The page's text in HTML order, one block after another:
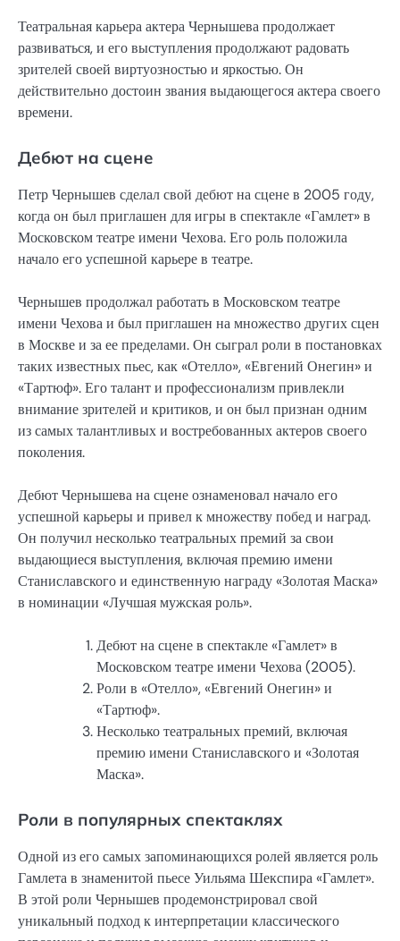
Театральная карьера актера Чернышева продолжает
развиваться, и его выступления продолжают радовать
зрителей своей виртуозностью и яркостью. Он
действительно достоин звания выдающегося актера своего
времени.
Дебют на сцене
Петр Чернышев сделал свой дебют на сцене в 2005 году,
когда он был приглашен для игры в спектакле «Гамлет» в
Московском театре имени Чехова. Его роль положила
начало его успешной карьере в театре.
Чернышев продолжал работать в Московском театре
имени Чехова и был приглашен на множество других сцен
в Москве и за ее пределами. Он сыграл роли в постановках
таких известных пьес, как «Отелло», «Евгений Онегин» и
«Тартюф». Его талант и профессионализм привлекли
внимание зрителей и критиков, и он был признан одним
из самых талантливых и востребованных актеров своего
поколения.
Дебют Чернышева на сцене ознаменовал начало его
успешной карьеры и привел к множеству побед и наград.
Он получил несколько театральных премий за свои
выдающиеся выступления, включая премию имени
Станиславского и единственную награду «Золотая Маска»
в номинации «Лучшая мужская роль».
Дебют на сцене в спектакле «Гамлет» в
Московском театре имени Чехова (2005).
Роли в «Отелло», «Евгений Онегин» и
«Тартюф».
Несколько театральных премий, включая
премию имени Станиславского и «Золотая
Маска».
Роли в популярных спектаклях
Одной из его самых запоминающихся ролей является роль
Гамлета в знаменитой пьесе Уильяма Шекспира «Гамлет».
В этой роли Чернышев продемонстрировал свой
уникальный подход к интерпретации классического